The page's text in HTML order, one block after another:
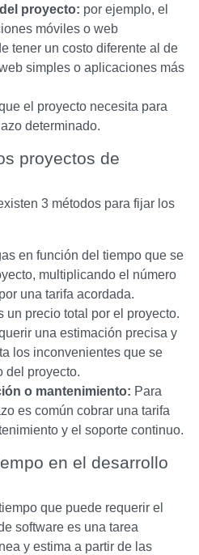
proyecto: por ejemplo, el
móviles o web
tener un costo diferente al de
simples o aplicaciones más
el proyecto necesita para
determinado.
proyectos de
3 métodos para fijar los
en función del tiempo que se
multiplicando el número
una tarifa acordada.
un precio total por el proyecto.
una estimación precisa y
los inconvenientes que se
del proyecto.
o mantenimiento: Para
es común cobrar una tarifa
y el soporte continuo.
en el desarrollo
que puede requerir el
software es una tarea
y estima a partir de las